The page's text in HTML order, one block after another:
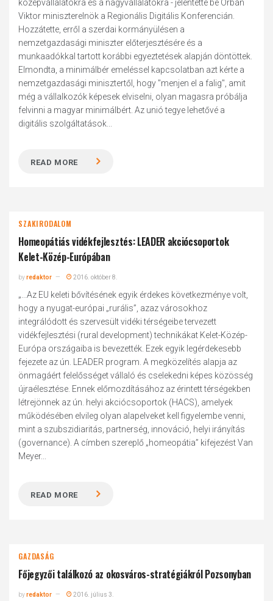
középvállalatokra és a nagyvállalatokra - jelentette be Orbán
Viktor miniszterelnök a Regionális Digitális Konferencián.
Hozzátette, erről a szerdai kormányülésen a
nemzetgazdasági miniszter előterjesztésére és a
munkaadókkal tartott korábbi egyeztetések alapján döntöttek.
Elmondta, a minimálbér emeléssel kapcsolatban azt kérte a
nemzetgazdasági minisztertől, hogy "menjen el a falig", amit
még a vállalkozók képesek elviselni, olyan magasra próbálja
felvinni a magyar minimálbért. Az unió tegye lehetővé a
digitális szolgáltatások...
READ MORE
SZAKIRODALOM
Homeopátiás vidékfejlesztés: LEADER akciócsoportok
Kelet-Közép-Európában
byredaktor 2016. október 8.
„...Az EU keleti bővítésének egyik érdekes következménye volt,
hogy a nyugat-európai „rurális”, azaz városokhoz
integrálódott és szervesült vidéki térségeibe tervezett
vidékfejlesztési (rural development) technikákat Kelet-Közép-
Európa országaiba is bevezették. Ezek egyik legérdekesebb
fejezete az ún. LEADER program. A megközelítés alapja az
önmagáért felelősséget vállaló és cselekedni képes közösség
újraélesztése. Ennek előmozdításához az érintett térségekben
létrejönnek az ún. helyi akciócsoportok (HACS), amelyek
működésében elvileg olyan alapelveket kell figyelembe venni,
mint a szubszidiaritás, partnerség, innováció, helyi irányítás
(governance). A címben szereplő „homeopátia” kifejezést Van
Meyer...
READ MORE
GAZDASÁG
Főjegyzői találkozó az okosváros-stratégiákról Pozsonyban
byredaktor 2016. július 3.